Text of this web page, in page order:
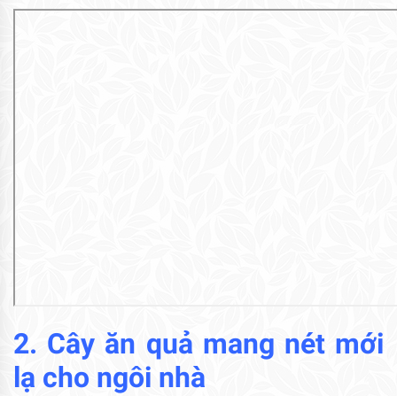
2. Cây ăn quả mang nét mới
lạ cho ngôi nhà